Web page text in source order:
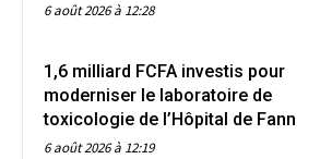
6 août 2026 à 12:28
1,6 milliard FCFA investis pour
moderniser le laboratoire de
toxicologie de l’Hôpital de Fann
6 août 2026 à 12:19